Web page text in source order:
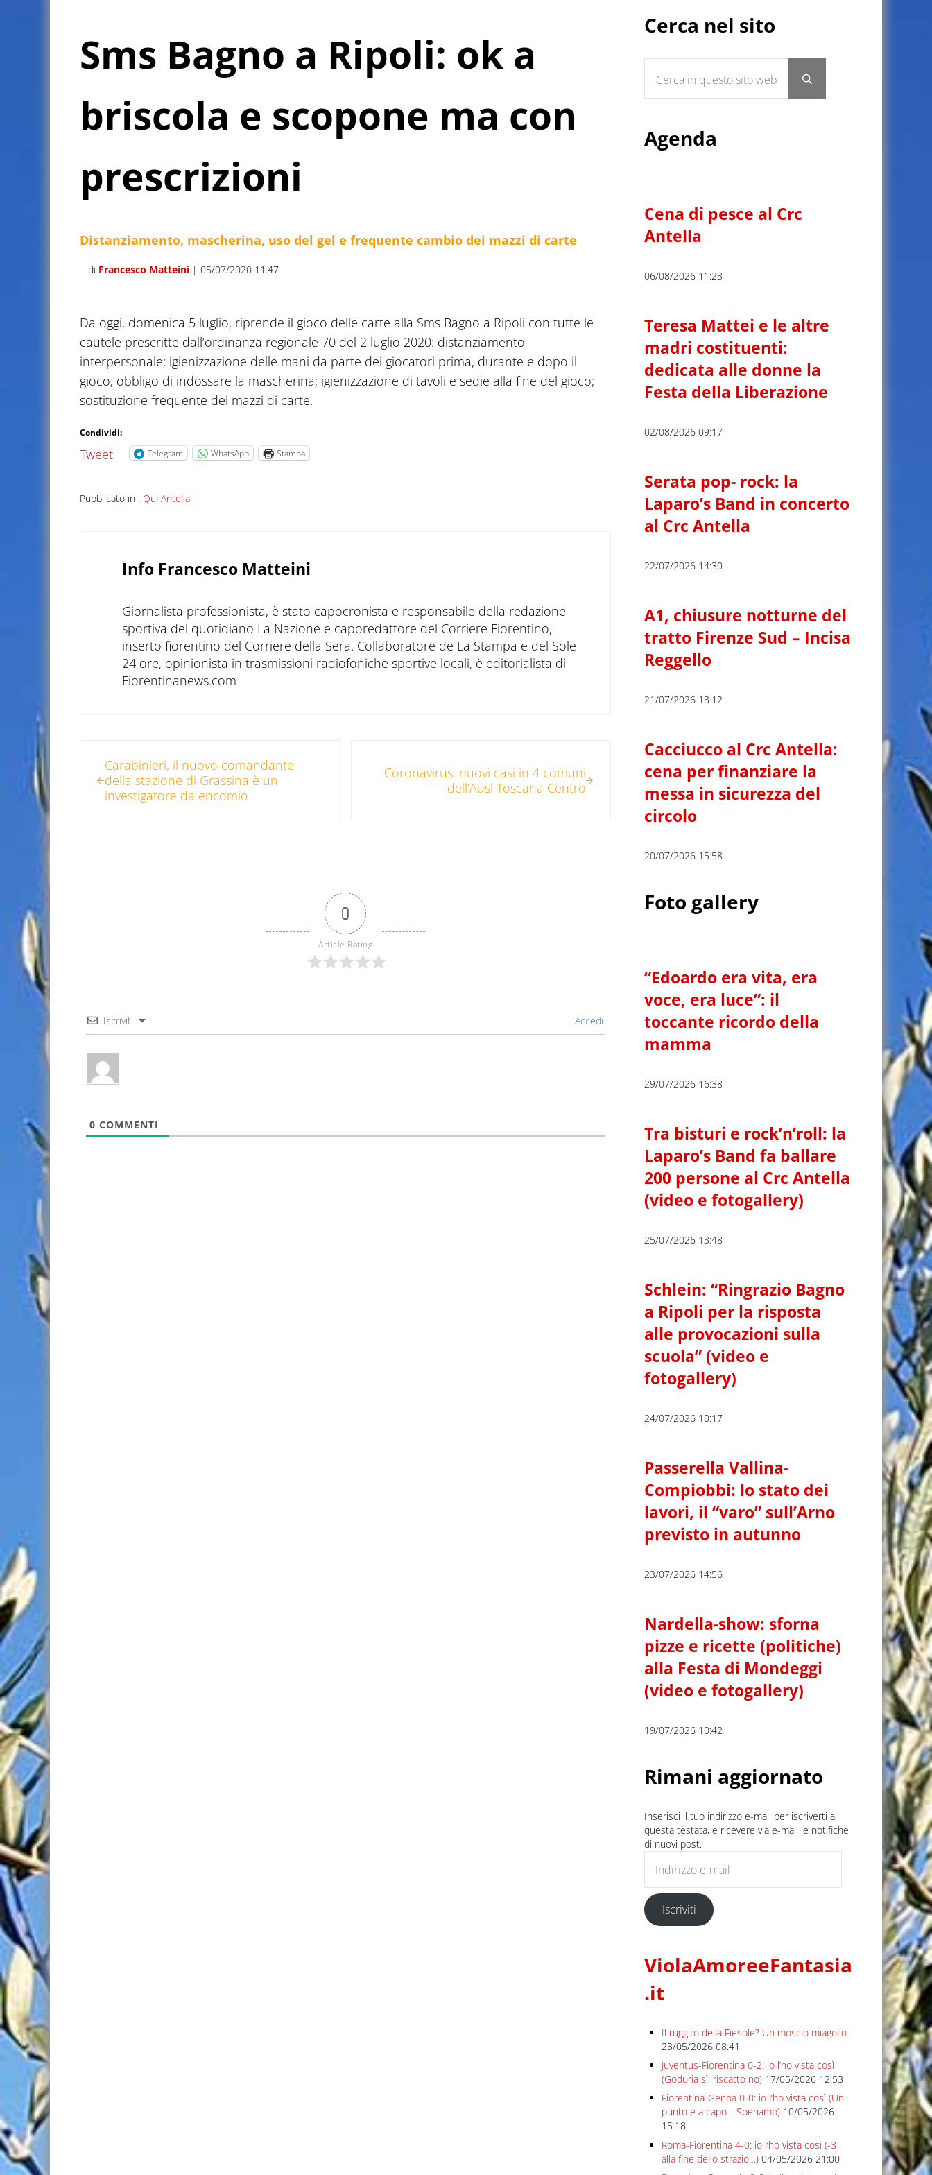
Sms Bagno a Ripoli: ok a
briscola e scopone ma con
prescrizioni
Distanziamento, mascherina, uso del gel e frequente cambio dei mazzi di carte
di Francesco Matteini | 05/07/2020 11:47
Da oggi, domenica 5 luglio, riprende il gioco delle carte alla Sms Bagno a Ripoli con tutte le
cautele prescritte dall’ordinanza regionale 70 del 2 luglio 2020: distanziamento
interpersonale; igienizzazione delle mani da parte dei giocatori prima, durante e dopo il
gioco; obbligo di indossare la mascherina; igienizzazione di tavoli e sedie alla fine del gioco;
sostituzione frequente dei mazzi di carte.
Condividi:
Tweet Telegram WhatsApp Stampa
Pubblicato in : Qui Antella
Info Francesco Matteini
Giornalista professionista, è stato capocronista e responsabile della redazione
sportiva del quotidiano La Nazione e caporedattore del Corriere Fiorentino,
inserto fiorentino del Corriere della Sera. Collaboratore de La Stampa e del Sole
24 ore, opinionista in trasmissioni radiofoniche sportive locali, è editorialista di
Fiorentinanews.com
Carabinieri, il nuovo comandante
della stazione di Grassina è un
investigatore da encomio
Coronavirus: nuovi casi in 4 comuni
dell’Ausl Toscana Centro
0
Article Rating
Iscriviti Accedi
0 COMMENTI
Cerca nel sito
Submit search
Agenda
Cena di pesce al Crc
Antella
06/08/2026 11:23
Teresa Mattei e le altre
madri costituenti:
dedicata alle donne la
Festa della Liberazione
02/08/2026 09:17
Serata pop- rock: la
Laparo’s Band in concerto
al Crc Antella
22/07/2026 14:30
A1, chiusure notturne del
tratto Firenze Sud – Incisa
Reggello
21/07/2026 13:12
Cacciucco al Crc Antella:
cena per finanziare la
messa in sicurezza del
circolo
20/07/2026 15:58
Foto gallery
“Edoardo era vita, era
voce, era luce”: il
toccante ricordo della
mamma
29/07/2026 16:38
Tra bisturi e rock’n’roll: la
Laparo’s Band fa ballare
200 persone al Crc Antella
(video e fotogallery)
25/07/2026 13:48
Schlein: “Ringrazio Bagno
a Ripoli per la risposta
alle provocazioni sulla
scuola” (video e
fotogallery)
24/07/2026 10:17
Passerella Vallina-
Compiobbi: lo stato dei
lavori, il “varo” sull’Arno
previsto in autunno
23/07/2026 14:56
Nardella-show: sforna
pizze e ricette (politiche)
alla Festa di Mondeggi
(video e fotogallery)
19/07/2026 10:42
Rimani aggiornato
Inserisci il tuo indirizzo e-mail per iscriverti a
questa testata, e ricevere via e-mail le notifiche
di nuovi post.
Iscriviti
ViolaAmoreeFantasia
.it
Il ruggito della Fiesole? Un moscio miagolio
23/05/2026 08:41
Juventus-Fiorentina 0-2: io l’ho vista così
(Goduria sì, riscatto no) 17/05/2026 12:53
Fiorentina-Genoa 0-0: io l’ho vista così (Un
punto e a capo… Speriamo) 10/05/2026
15:18
Roma-Fiorentina 4-0: io l’ho vista così (-3
alla fine dello strazio…) 04/05/2026 21:00